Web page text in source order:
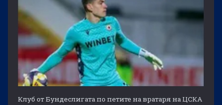
Клуб от Бундеслигата по петите на вратаря на ЦСКА